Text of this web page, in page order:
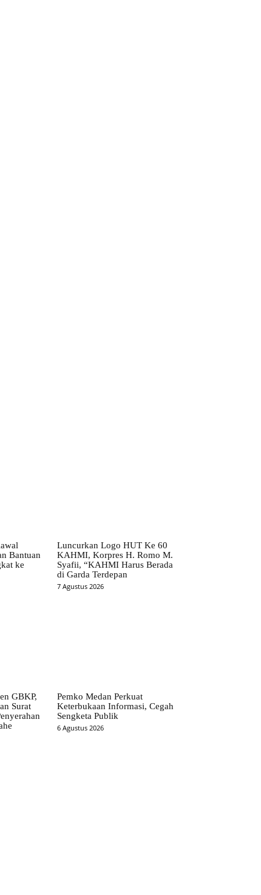
Bantuan
ke
Luncurkan Logo HUT Ke 60
KAHMI, Korpres H. Romo M.
Syafii, “KAHMI Harus Berada
di Garda Terdepan
7 Agustus 2026
GBKP,
Surat
Pemko Medan Perkuat
Keterbukaan Informasi, Cegah
Sengketa Publik
6 Agustus 2026